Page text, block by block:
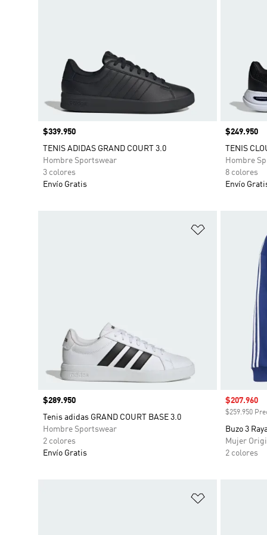
Precio
$339.950
TENIS ADIDAS GRAND COURT 3.0
Hombre Sportswear
3 colores
Envío Gratis
Precio
$249.950
TENIS
Hombre
8 colores
Envío
Precio
$289.950
Tenis adidas GRAND COURT BASE 3.0
Hombre Sportswear
2 colores
Envío Gratis
Precio de
$207.960
$259.950
Buzo 3
Mujer
2 colores